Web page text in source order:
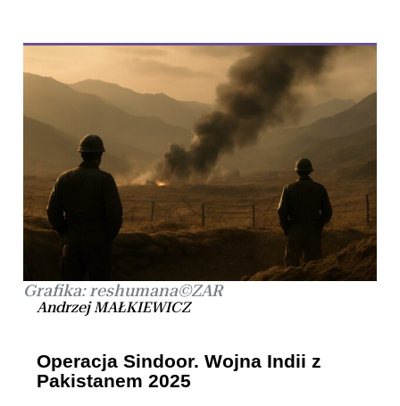
Grafika: reshumana©ZAR
Andrzej MAŁKIEWICZ
Operacja Sindoor. Wojna Indii z
Pakistanem 2025